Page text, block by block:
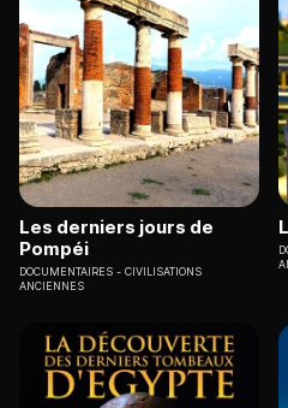
Les derniers jours de
Pompéi
DOCUMENTAIRES
CIVILISATIONS
ANCIENNES